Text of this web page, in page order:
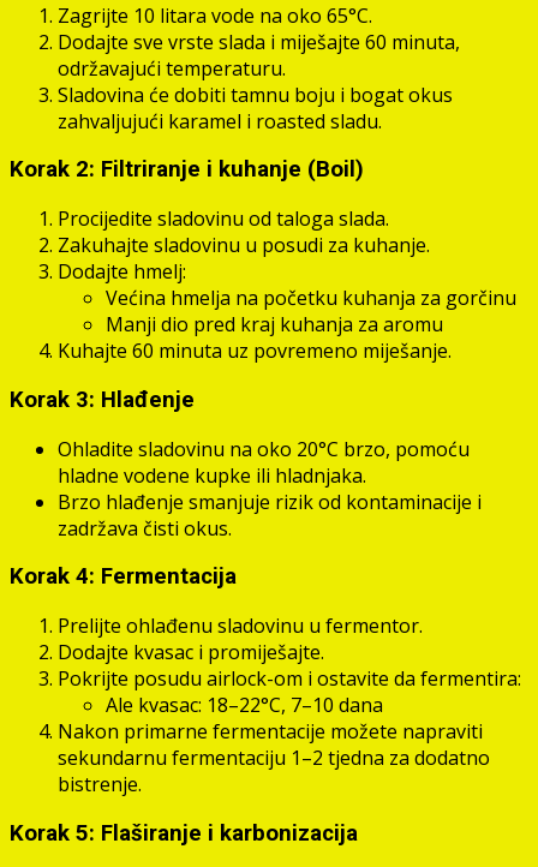
Zagrijte 10 litara vode na oko 65°C.
Dodajte sve vrste slada i miješajte 60 minuta,
održavajući temperaturu.
Sladovina će dobiti tamnu boju i bogat okus
zahvaljujući karamel i roasted sladu.
Korak 2: Filtriranje i kuhanje (Boil)
Procijedite sladovinu od taloga slada.
Zakuhajte sladovinu u posudi za kuhanje.
Dodajte hmelj:
Većina hmelja na početku kuhanja za gorčinu
Manji dio pred kraj kuhanja za aromu
Kuhajte 60 minuta uz povremeno miješanje.
Korak 3: Hlađenje
Ohladite sladovinu na oko 20°C brzo, pomoću
hladne vodene kupke ili hladnjaka.
Brzo hlađenje smanjuje rizik od kontaminacije i
zadržava čisti okus.
Korak 4: Fermentacija
Prelijte ohlađenu sladovinu u fermentor.
Dodajte kvasac i promiješajte.
Pokrijte posudu airlock-om i ostavite da fermentira:
Ale kvasac: 18–22°C, 7–10 dana
Nakon primarne fermentacije možete napraviti
sekundarnu fermentaciju 1–2 tjedna za dodatno
bistrenje.
Korak 5: Flaširanje i karbonizacija